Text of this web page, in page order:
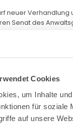
Cookies
um Inhalte
für soziale
auf unsere
neuer Verhandlung
Senat des
§ 354 Abs. 2 Satz 2